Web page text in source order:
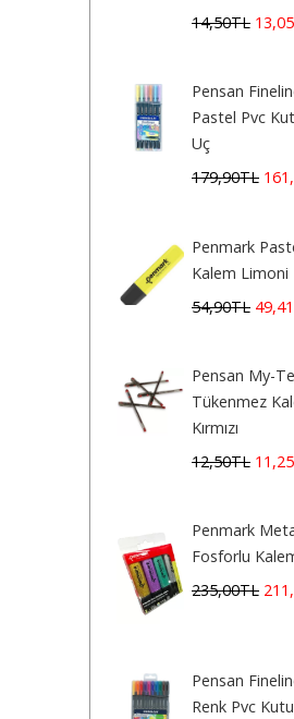
14,50TL 13,05
Pensan
Pastel Pvc
Uç
179,90TL 161
Penmark
Kalem Limoni
54,90TL 49,41
Pensan My-
Tükenmez
Kırmızı
12,50TL 11 ,25
Penmark
Fosforlu
235,00TL 211
Pensan
Renk Pvc